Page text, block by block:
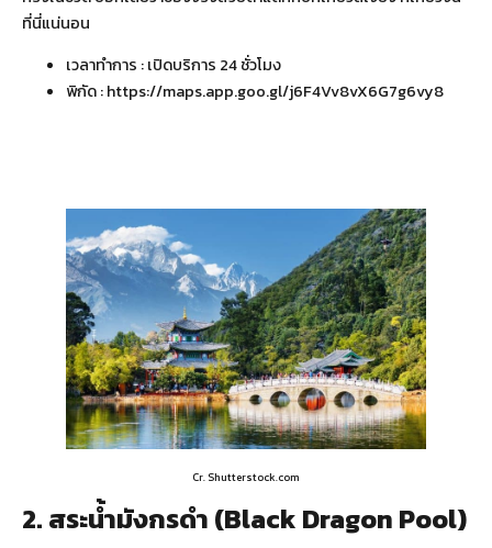
ที่นี่แน่นอน
เวลาทำการ : เปิดบริการ 24 ชั่วโมง
พิกัด :https://maps.app.goo.gl/j6F4Vv8vX6G7g6vy8
Cr. Shutterstock.com
2. สระน้ำมังกรดำ (Black Dragon Pool)